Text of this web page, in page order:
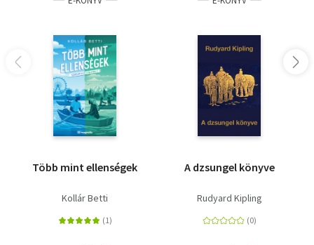
Több mint ellenségek
Kollár Betti
A dzsungel könyve
Rudyard Kipling